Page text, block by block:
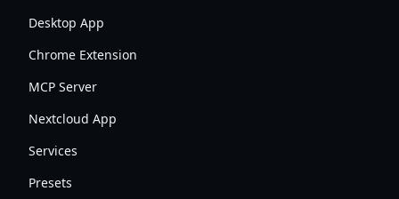
Desktop App
Chrome Extension
MCP Server
Nextcloud App
Services
Presets